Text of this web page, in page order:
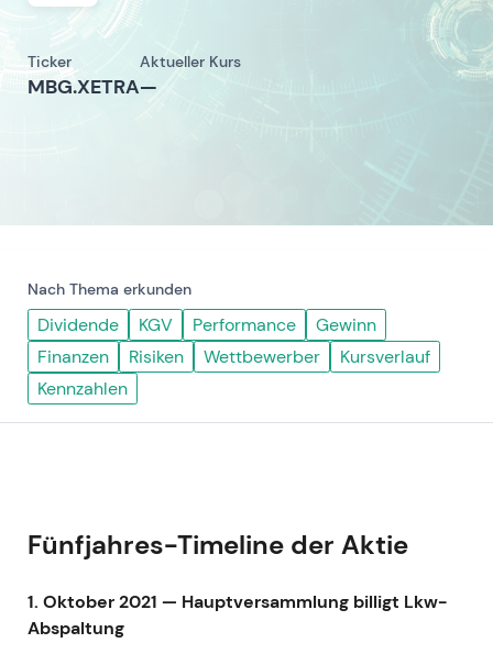
Ticker
MBG.XETRA
Aktueller Kurs
—
Nach Thema erkunden
Dividende KGV Performance
Gewinn
Finanzen
Risiken Wettbewerber
Kursverlauf
Kennzahlen
Fünfjahres-Timeline der Aktie
1. Oktober 2021 — Hauptversammlung billigt Lkw-
Abspaltung